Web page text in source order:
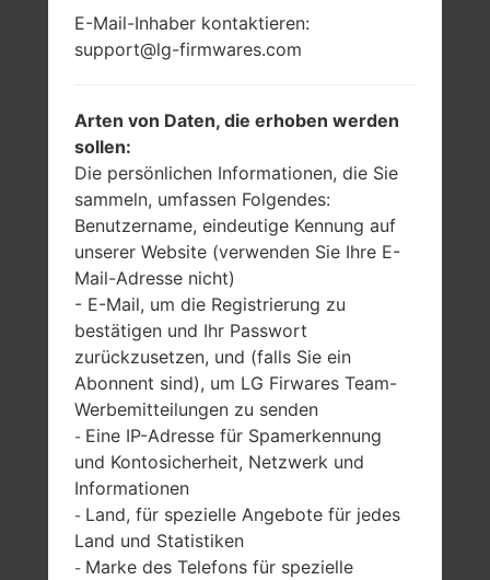
SERIE
3.8 in (~52.6%
Bildschirm zu
Körper Verhältnis)
480 x 800 Pixel
(~246 Dichte der
Pixel pro Zoll)
108 gramm (5.64
unzen)
entfernbar Li-Ion
1.0 GHz Scorpion
Qualcomm
MSM8255
Snapdragon S2
512MB
E-Mail-Inhaber kontaktieren:
support@lg-firmwares.com
Arten von Daten, die erhoben werden
sollen:
Die persönlichen Informationen, die Sie
sammeln, umfassen Folgendes:
Benutzername, eindeutige Kennung auf
unserer Website (verwenden Sie Ihre E-
Mail-Adresse nicht)
- E-Mail, um die Registrierung zu
bestätigen und Ihr Passwort
zurückzusetzen, und (falls Sie ein
Abonnent sind), um LG Firwares Team-
Werbemitteilungen zu senden
- Eine IP-Adresse für Spamerkennung
und Kontosicherheit, Netzwerk und
Informationen
- Land, für spezielle Angebote für jedes
Land und Statistiken
- Marke des Telefons für spezielle